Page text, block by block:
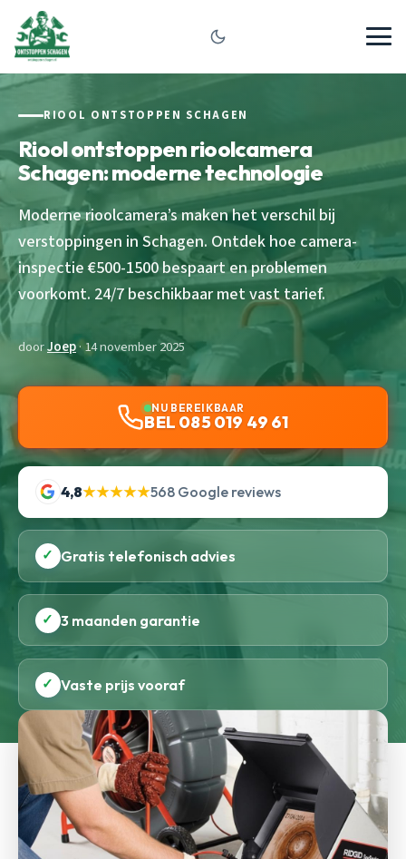
RIOOL ONTSTOPPEN SCHAGEN
Riool ontstoppen rioolcamera
Schagen: moderne technologie
Moderne rioolcamera’s maken het verschil bij
verstoppingen in Schagen. Ontdek hoe camera-
inspectie €500-1500 bespaart en problemen
voorkomt. 24/7 beschikbaar met vast tarief.
doorJoep· 14 november 2025
NU BEREIKBAAR
BEL 085 019 49 61
4,8★★★★★568 Google reviews
✓ Gratis telefonisch advies
✓ 3 maanden garantie
✓ Vaste prijs vooraf